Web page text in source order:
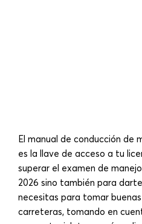
El manual de conducción de
es la llave de acceso a tu
superar el examen de
2026 sino también para
necesitas para tomar
carreteras, tomando en